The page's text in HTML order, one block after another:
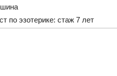
по эзотерике: стаж 7 лет